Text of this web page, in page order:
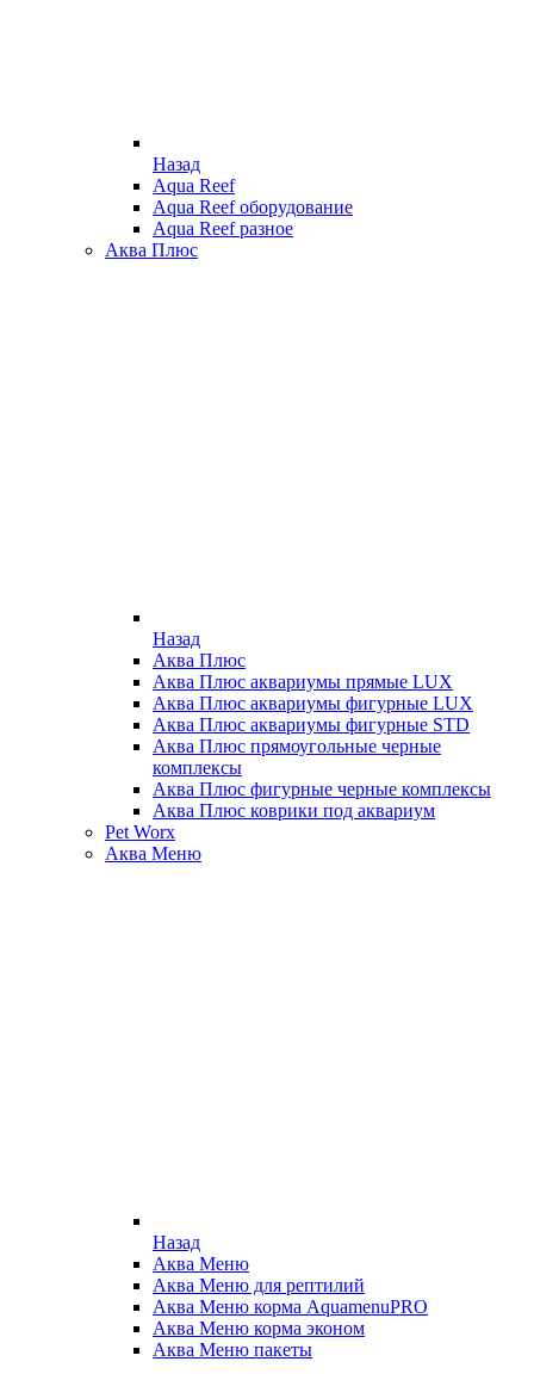
Назад
Aqua Reef
Aqua Reef оборудование
Aqua Reef разное
Аква Плюс
Назад
Аква Плюс
Аква Плюс аквариумы прямые LUX
Аква Плюс аквариумы фигурные LUX
Аква Плюс аквариумы фигурные STD
Аква Плюс прямоугольные черные
комплексы
Аква Плюс фигурные черные комплексы
Аква Плюс коврики под аквариум
Pet Worx
Аква Меню
Назад
Аква Меню
Аква Меню для рептилий
Аква Меню корма AquamenuPRO
Аква Меню корма эконом
Аква Меню пакеты